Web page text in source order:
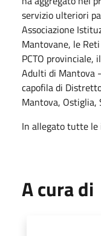
servizio ulteriori
Associazione
Mantovane, le
PCTO provinciale,
Adulti di Mantova
capofila di
Mantova, Ostiglia,
In allegato tutte
A cura di